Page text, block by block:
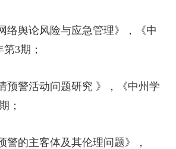
络舆论风险与应急管理》，《中
第3期；
预警活动问题研究 》，《中州学
；
警的主客体及其伦理问题》，